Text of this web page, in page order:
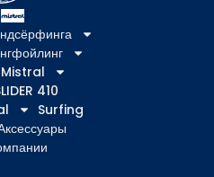
Mistral
410
Surfing